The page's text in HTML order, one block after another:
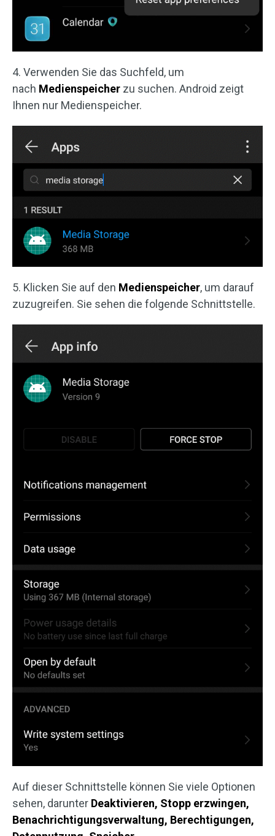
4. Verwenden Sie das Suchfeld, um
nach Medienspeicher zu suchen. Android zeigt
Ihnen nur Medienspeicher.
5. Klicken Sie auf den Medienspeicher, um darauf
zuzugreifen. Sie sehen die folgende Schnittstelle.
Auf dieser Schnittstelle können Sie viele Optionen
sehen, darunter Deaktivieren, Stopp erzwingen,
Benachrichtigungsverwaltung, Berechtigungen,